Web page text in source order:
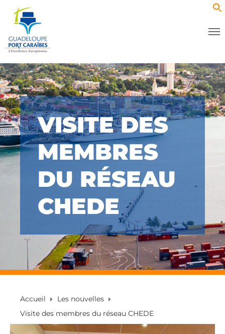
VISITE DES
MEMBRES
DU RÉSEAU
CHEDE
Accueil
Les nouvelles
Visite des membres du réseau CHEDE